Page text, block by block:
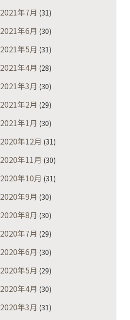
2021年7月 (31)
2021年6月 (30)
2021年5月 (31)
2021年4月 (28)
2021年3月 (30)
2021年2月 (29)
2021年1月 (30)
2020年12月 (31)
2020年11月 (30)
2020年10月 (31)
2020年9月 (30)
2020年8月 (30)
2020年7月 (29)
2020年6月 (30)
2020年5月 (29)
2020年4月 (30)
2020年3月 (31)